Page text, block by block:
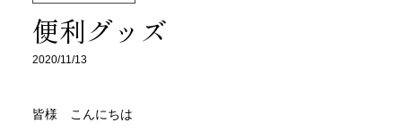
便利グッズ
2020/11/13
皆様 こんにちは